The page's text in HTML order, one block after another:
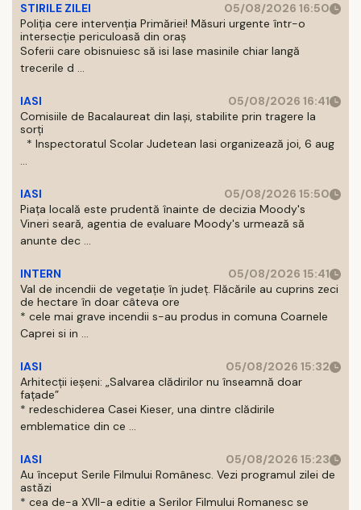
STIRILE ZILEI
05/08/2026 16:50
Poliția cere intervenția Primăriei! Măsuri urgente într-o
intersecție periculoasă din oraș
Soferii care obisnuiesc să isi lase masinile chiar langă
trecerile d ...
IASI
05/08/2026 16:41
Comisiile de Bacalaureat din Iași, stabilite prin tragere la
sorți
* Inspectoratul Scolar Judetean Iasi organizează joi, 6 aug
...
IASI
05/08/2026 15:50
Piața locală este prudentă înainte de decizia Moody's
Vineri seară, agentia de evaluare Moody's urmează să
anunte dec ...
INTERN
05/08/2026 15:41
Val de incendii de vegetație în județ. Flăcările au cuprins zeci
de hectare în doar câteva ore
* cele mai grave incendii s-au produs in comuna Coarnele
Caprei si in ...
IASI
05/08/2026 15:32
Arhitecții ieșeni: „Salvarea clădirilor nu înseamnă doar
fațade”
* redeschiderea Casei Kieser, una dintre clădirile
emblematice din ce ...
IASI
05/08/2026 15:23
Au început Serile Filmului Românesc. Vezi programul zilei de
astăzi
* cea de-a XVII-a editie a Serilor Filmului Romanesc se